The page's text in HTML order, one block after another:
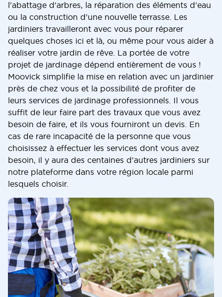
l'abattage d'arbres, la réparation des éléments d'eau
ou la construction d'une nouvelle terrasse. Les
jardiniers travailleront avec vous pour réparer
quelques choses ici et là, ou même pour vous aider à
réaliser votre jardin de rêve. La portée de votre
projet de jardinage dépend entièrement de vous !
Moovick simplifie la mise en relation avec un jardinier
près de chez vous et la possibilité de profiter de
leurs services de jardinage professionnels. Il vous
suffit de leur faire part des travaux que vous avez
besoin de faire, et ils vous fourniront un devis. En
cas de rare incapacité de la personne que vous
choisissez à effectuer les services dont vous avez
besoin, il y aura des centaines d'autres jardiniers sur
notre plateforme dans votre région locale parmi
lesquels choisir.